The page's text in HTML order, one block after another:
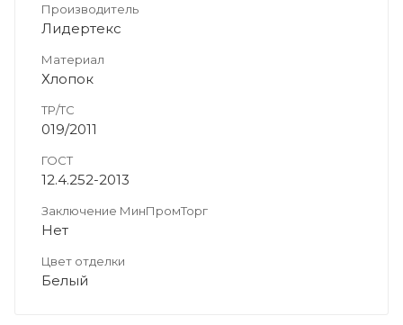
Производитель
Лидертекс
Материал
Хлопок
ТР/ТС
019/2011
ГОСТ
12.4.252-2013
Заключение МинПромТорг
Нет
Цвет отделки
Белый